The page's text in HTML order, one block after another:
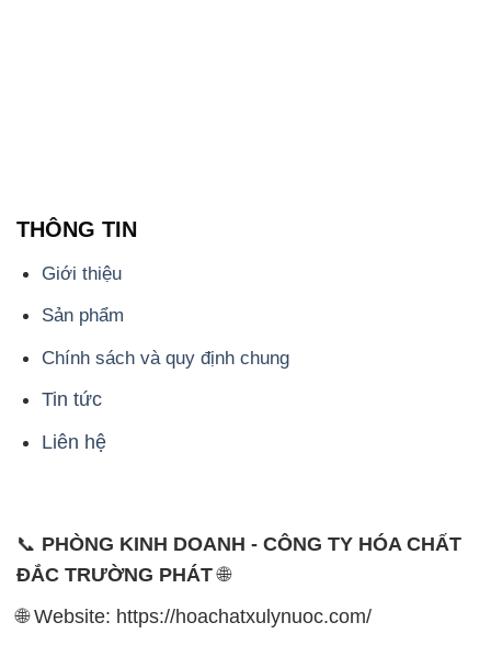
THÔNG TIN
Giới thiệu
Sản phẩm
Chính sách và quy định chung
Tin tức
Liên hệ
📞 PHÒNG KINH DOANH - CÔNG TY HÓA CHẤT
ĐẮC TRƯỜNG PHÁT🌐
🌐 Website: https://hoachatxulynuoc.com/